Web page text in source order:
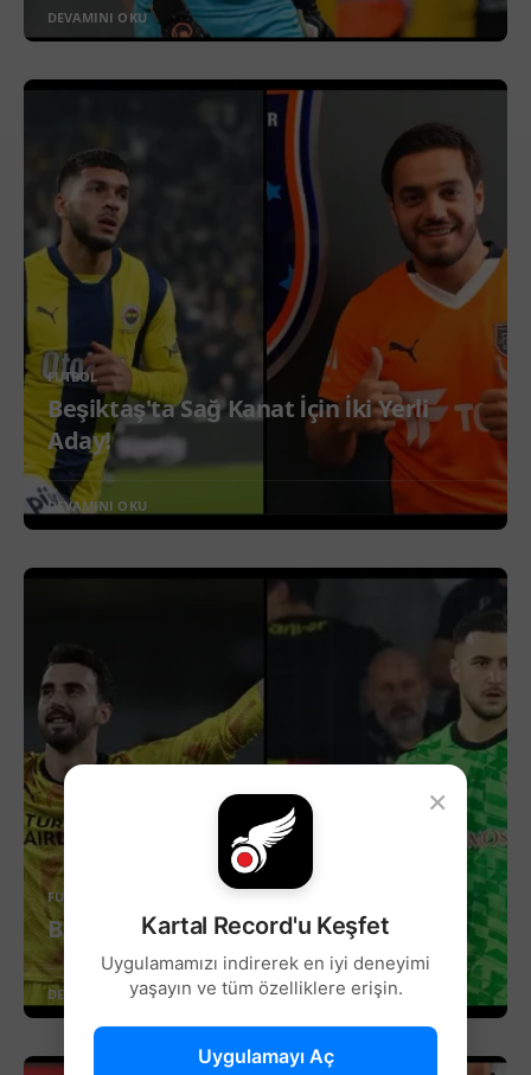
DEVAMINI OKU
FUTBOL
Beşiktaş'ta Sağ Kanat İçin İki Yerli
Aday!
DEVAMINI OKU
FUTBOL
Beşiktaş’ta Kaleye İki Yerli Aday!
DEVAMINI OKU
×
Kartal Record'u Keşfet
Uygulamamızı indirerek en iyi deneyimi
yaşayın ve tüm özelliklere erişin.
Uygulamayı Aç